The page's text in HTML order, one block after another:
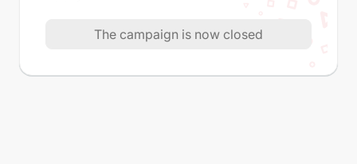
The campaign is now closed